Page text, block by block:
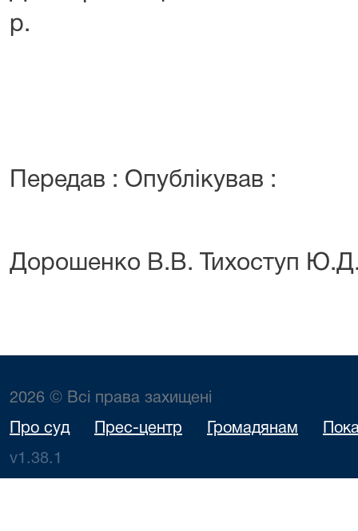
р.
Передав : Опублікував :
Дорошенко В.В. Тихоступ
2026 © Всі права захищені
Про суд Прес-центр Громадянам
v1.38.1